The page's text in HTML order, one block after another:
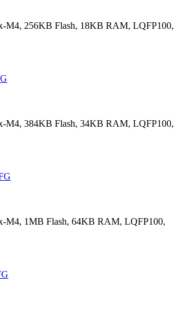
M4, 256KB Flash, 18KB RAM, LQFP100,
M4, 384KB Flash, 34KB RAM, LQFP100,
M4, 1MB Flash, 64KB RAM, LQFP100,